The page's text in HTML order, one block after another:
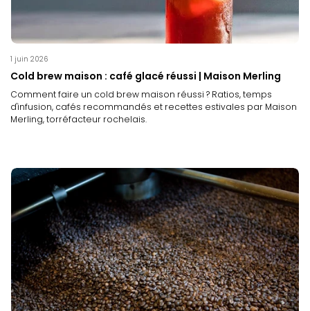
1 juin 2026
Cold brew maison : café glacé réussi | Maison Merling
Comment faire un cold brew maison réussi ? Ratios, temps
d'infusion, cafés recommandés et recettes estivales par Maison
Merling, torréfacteur rochelais.